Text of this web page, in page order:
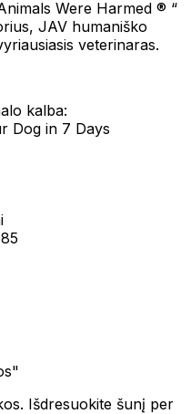
Were Harmed ® “
JAV humaniško
veterinaras.
kalba:
Dog in 7 Days
Išdresuokite šunį per